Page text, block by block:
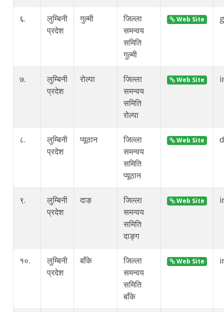
६.
लुम्बिनी
प्रदेश
गुल्मी
जिल्ला
समन्वय
समिति
गुल्मी
Web Site
७.
लुम्बिनी
प्रदेश
रोल्पा
जिल्ला
समन्वय
समिति
रोल्पा
Web Site
८.
लुम्बिनी
प्रदेश
प्यूठान
जिल्ला
समन्वय
समिति
प्यूठान
Web Site
९.
लुम्बिनी
प्रदेश
दाङ
जिल्ला
समन्वय
समिति
दाङ्ग
Web Site
१०.
लुम्बिनी
प्रदेश
बाँके
जिल्ला
समन्वय
समिति
बाँके
Web Site